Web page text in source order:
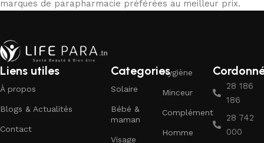
marques de parapharmacie préférées au meilleur prix.
Liens utiles
À propos
Blogs & Actualités
Contact
Categories
Solaire
Bébé &
maman
Visage
Hygiène
Minceur
Complément
Homme
28 186
186
28 742
000